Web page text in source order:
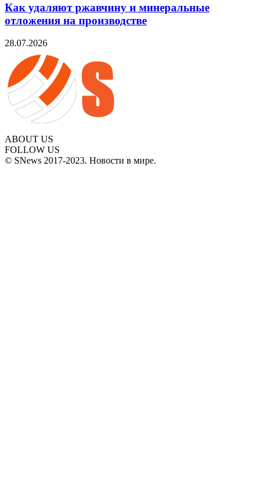
Как удаляют ржавчину и минеральные
отложения на производстве
28.07.2026
ABOUT US
FOLLOW US
© SNews 2017-2023. Новости в мире.